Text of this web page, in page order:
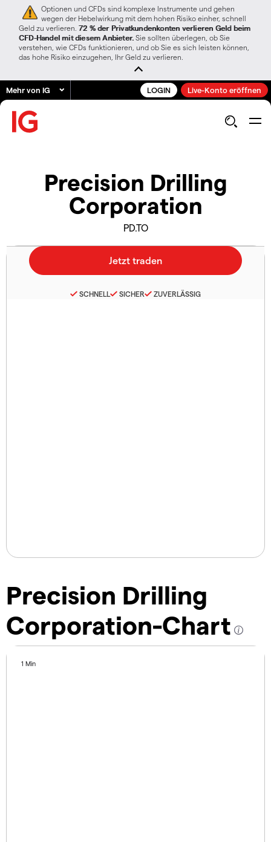
Optionen und CFDs sind komplexe Instrumente und gehen
wegen der Hebelwirkung mit dem hohen Risiko einher, schnell
Geld zu verlieren. 72 % der Privatkundenkonten verlieren Geld beim
CFD-Handel mit diesem Anbieter. Sie sollten überlegen, ob Sie
verstehen, wie CFDs funktionieren, und ob Sie es sich leisten können,
das hohe Risiko einzugehen, Ihr Geld zu verlieren.
Mehr von IG LOGIN Live-Konto eröffnen
Precision Drilling
Corporation
PD.TO
Precision Drilling
Corporation-Chart
1 Min
SCHNELL SICHER ZUVERLÄSSIG